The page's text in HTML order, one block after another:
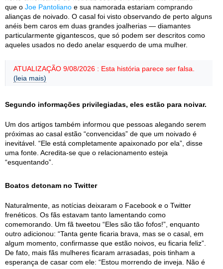
que o Joe Pantoliano e sua namorada estariam comprando
alianças de noivado. O casal foi visto observando de perto alguns
anéis bem caros em duas grandes joalherias — diamantes
particularmente gigantescos, que só podem ser descritos como
aqueles usados no dedo anelar esquerdo de uma mulher.
ATUALIZAÇÃO 9/08/2026 : Esta história parece ser falsa.
(leia mais)
Segundo informações privilegiadas, eles estão para noivar.
Um dos artigos também informou que pessoas alegando serem
próximas ao casal estão “convencidas” de que um noivado é
inevitável. “Ele está completamente apaixonado por ela”, disse
uma fonte. Acredita-se que o relacionamento esteja
“esquentando”.
Boatos detonam no Twitter
Naturalmente, as notícias deixaram o Facebook e o Twitter
frenéticos. Os fãs estavam tanto lamentando como
comemorando. Um fã tweetou “Eles são tão fofos!”, enquanto
outro adicionou: “Tanta gente ficaria brava, mas se o casal, em
algum momento, confirmasse que estão noivos, eu ficaria feliz”.
De fato, mais fãs mulheres ficaram arrasadas, pois tinham a
esperança de casar com ele: “Estou morrendo de inveja. Não é